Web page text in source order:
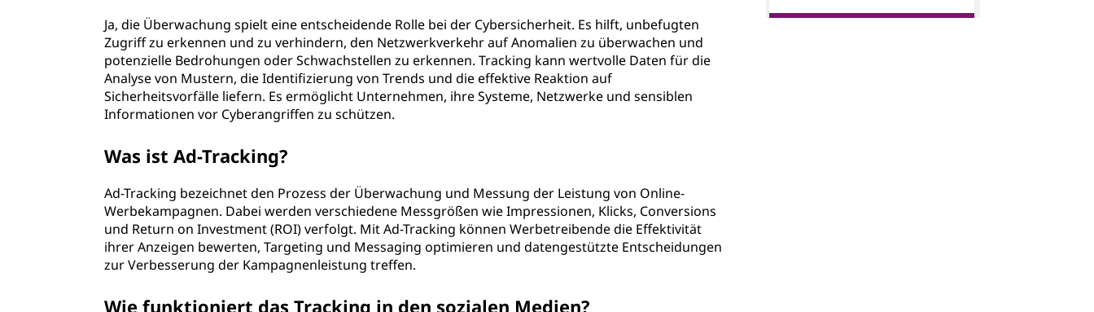
Ja, die Überwachung spielt eine entscheidende Rolle bei der Cybersicherheit. Es hilft, unbefugten
Zugriff zu erkennen und zu verhindern, den Netzwerkverkehr auf Anomalien zu überwachen und
potenzielle Bedrohungen oder Schwachstellen zu erkennen. Tracking kann wertvolle Daten für die
Analyse von Mustern, die Identifizierung von Trends und die effektive Reaktion auf
Sicherheitsvorfälle liefern. Es ermöglicht Unternehmen, ihre Systeme, Netzwerke und sensiblen
Informationen vor Cyberangriffen zu schützen.
Was ist Ad-Tracking?
Ad-Tracking bezeichnet den Prozess der Überwachung und Messung der Leistung von Online-
Werbekampagnen. Dabei werden verschiedene Messgrößen wie Impressionen, Klicks, Conversions
und Return on Investment (ROI) verfolgt. Mit Ad-Tracking können Werbetreibende die Effektivität
ihrer Anzeigen bewerten, Targeting und Messaging optimieren und datengestützte Entscheidungen
zur Verbesserung der Kampagnenleistung treffen.
Wie funktioniert das Tracking in den sozialen Medien?